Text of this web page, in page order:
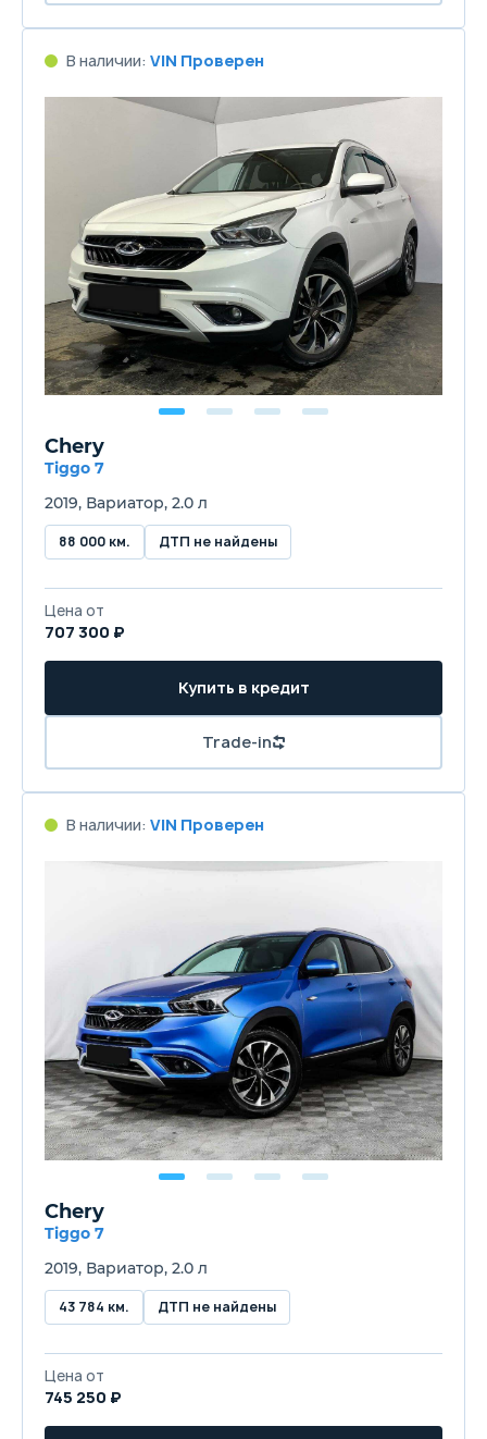
В наличии: VIN Проверен
Chery
Tiggo 7
2019, Вариатор, 2.0 л
88 000 км. ДТП не найдены
Цена от
707 300 ₽
Купить в кредит
Trade-in
В наличии: VIN Проверен
Chery
Tiggo 7
2019, Вариатор, 2.0 л
43 784 км. ДТП не найдены
Цена от
745 250 ₽